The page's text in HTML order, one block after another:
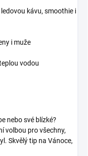
kávu, smoothie i
i muže
vodou
nebo své blízké?
volbou pro všechny,
Skvělý tip na Vánoce,